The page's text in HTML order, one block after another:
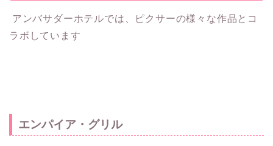
アンバサダーホテルでは、ピクサーの様々な作品とコ
ラボしています
エンパイア・グリル